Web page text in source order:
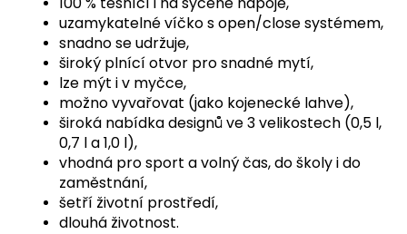
uzamykatelné víčko s open/close systémem,
snadno se udržuje,
široký plnící otvor pro snadné mytí,
lze mýt i v myčce,
možno vyvařovat (jako kojenecké lahve),
široká nabídka designů ve 3 velikostech (0,5 l,
0,7 l a 1,0 l),
vhodná pro sport a volný čas, do školy i do
zaměstnání,
šetří životní prostředí,
dlouhá životnost.